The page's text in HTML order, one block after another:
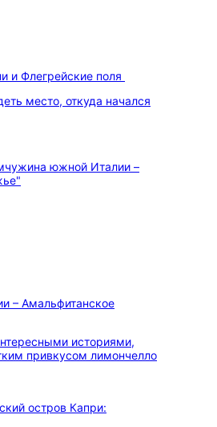
и Флегрейские поля
место, откуда начался
– Амальфитанское
историями,
привкусом лимончелло